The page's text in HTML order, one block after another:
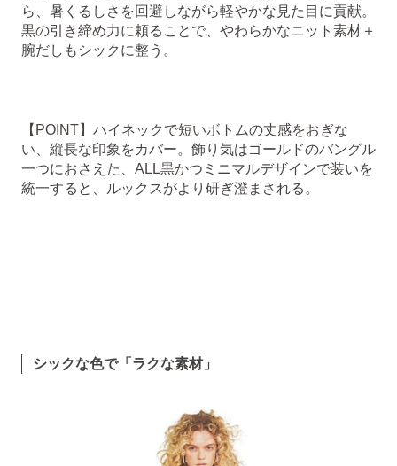
ら、暑くるしさを回避しながら軽やかな見た目に貢献。
黒の引き締め力に頼ることで、やわらかなニット素材＋
腕だしもシックに整う。
【POINT】ハイネックで短いボトムの丈感をおぎな
い、縦長な印象をカバー。飾り気はゴールドのバングル
一つにおさえた、ALL黒かつミニマルデザインで装いを
統一すると、ルックスがより研ぎ澄まされる。
シックな色で「ラクな素材」